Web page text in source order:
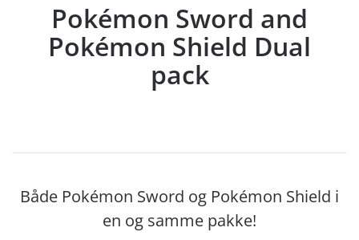
Pokémon Sword and
Pokémon Shield Dual
pack
Både Pokémon Sword og Pokémon Shield i
en og samme pakke!